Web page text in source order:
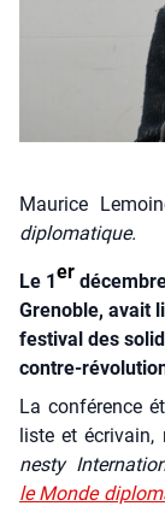
Maurice
diplomatique.
Le 1er
Grenoble, avait
festival des
contre-
La confé­rence
liste et écri­vain,
nes­ty
le Monde